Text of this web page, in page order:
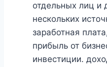
отдельных лиц и
нескольких
заработная
прибыль от
инвестиции.